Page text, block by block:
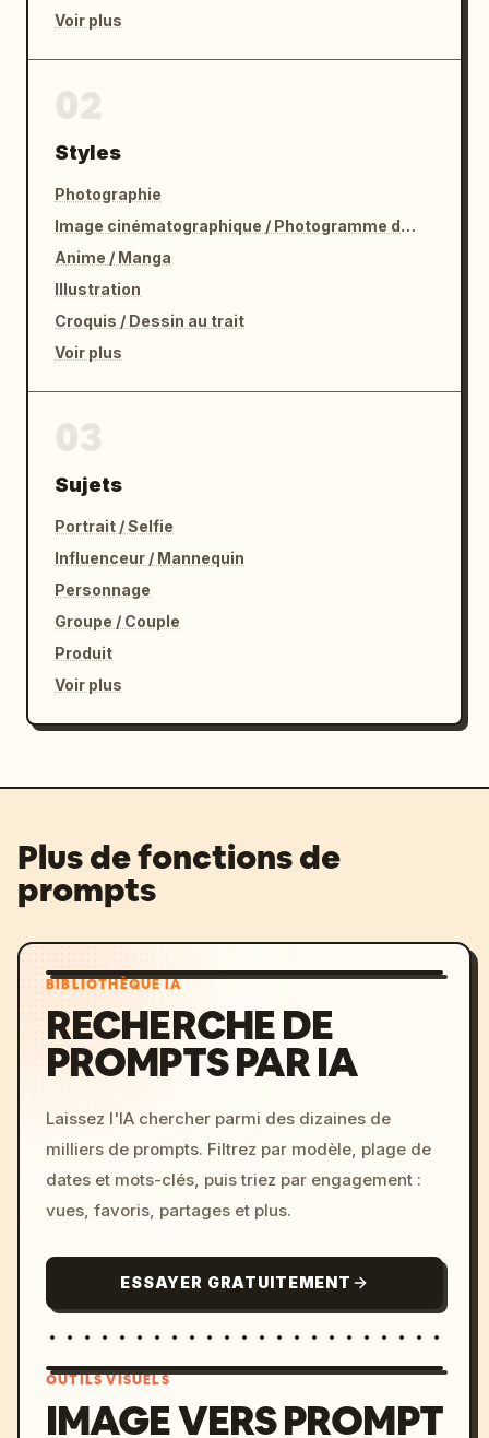
Voir plus
Styles
Photographie
Image cinématographique / Photogramme de film
Anime / Manga
Illustration
Croquis / Dessin au trait
Voir plus
Sujets
Portrait / Selfie
Influenceur / Mannequin
Personnage
Groupe / Couple
Produit
Voir plus
Plus de fonctions de
prompts
BIBLIOTHÈQUE IA
RECHERCHE DE
PROMPTS PAR IA
Laissez l'IA chercher parmi des dizaines de
milliers de prompts. Filtrez par modèle, plage de
dates et mots-clés, puis triez par engagement :
vues, favoris, partages et plus.
ESSAYER GRATUITEMENT
OUTILS VISUELS
IMAGE VERS PROMPT